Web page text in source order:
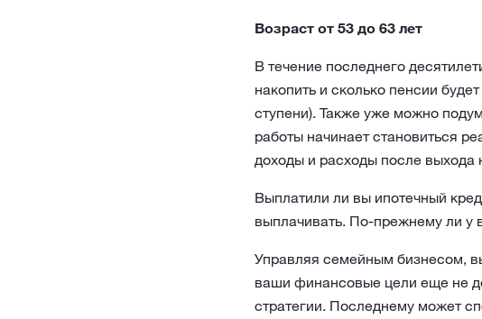
Возраст от 53 до 63 лет
В течение последнего
накопить и сколько пенсии
ступени). Также уже можно
работы начинает становиться
доходы и расходы после выхода
Выплатили ли вы ипотечный
выплачивать. По-прежнему ли у
Управляя семейным бизнесом,
ваши финансовые цели еще не
стратегии. Последнему может